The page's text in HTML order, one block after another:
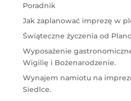
Poradnik
Jak zaplanować imprezę w
Świąteczne życzenia od
Wyposażenie
Wigilię i Bożenarodzenie.
Wynajem namiotu na
Siedlce.